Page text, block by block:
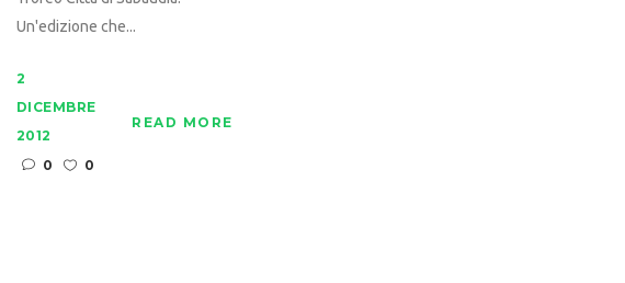
Un'edizione che...
2
DICEMBRE
2012
0
0
READ MORE